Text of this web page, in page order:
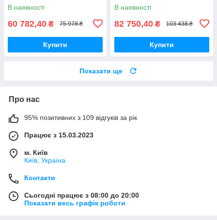
В наявності
60 782,40 ₴ 75 978 ₴
Купити
В наявності
82 750,40 ₴ 103 438 ₴
Купити
Показати ще
Про нас
95% позитивних з 109 відгуків за рік
Працює з 15.03.2023
м. Київ
Київ, Україна
Контакти
Сьогодні працює з 08:00 до 20:00
Показати весь графік роботи